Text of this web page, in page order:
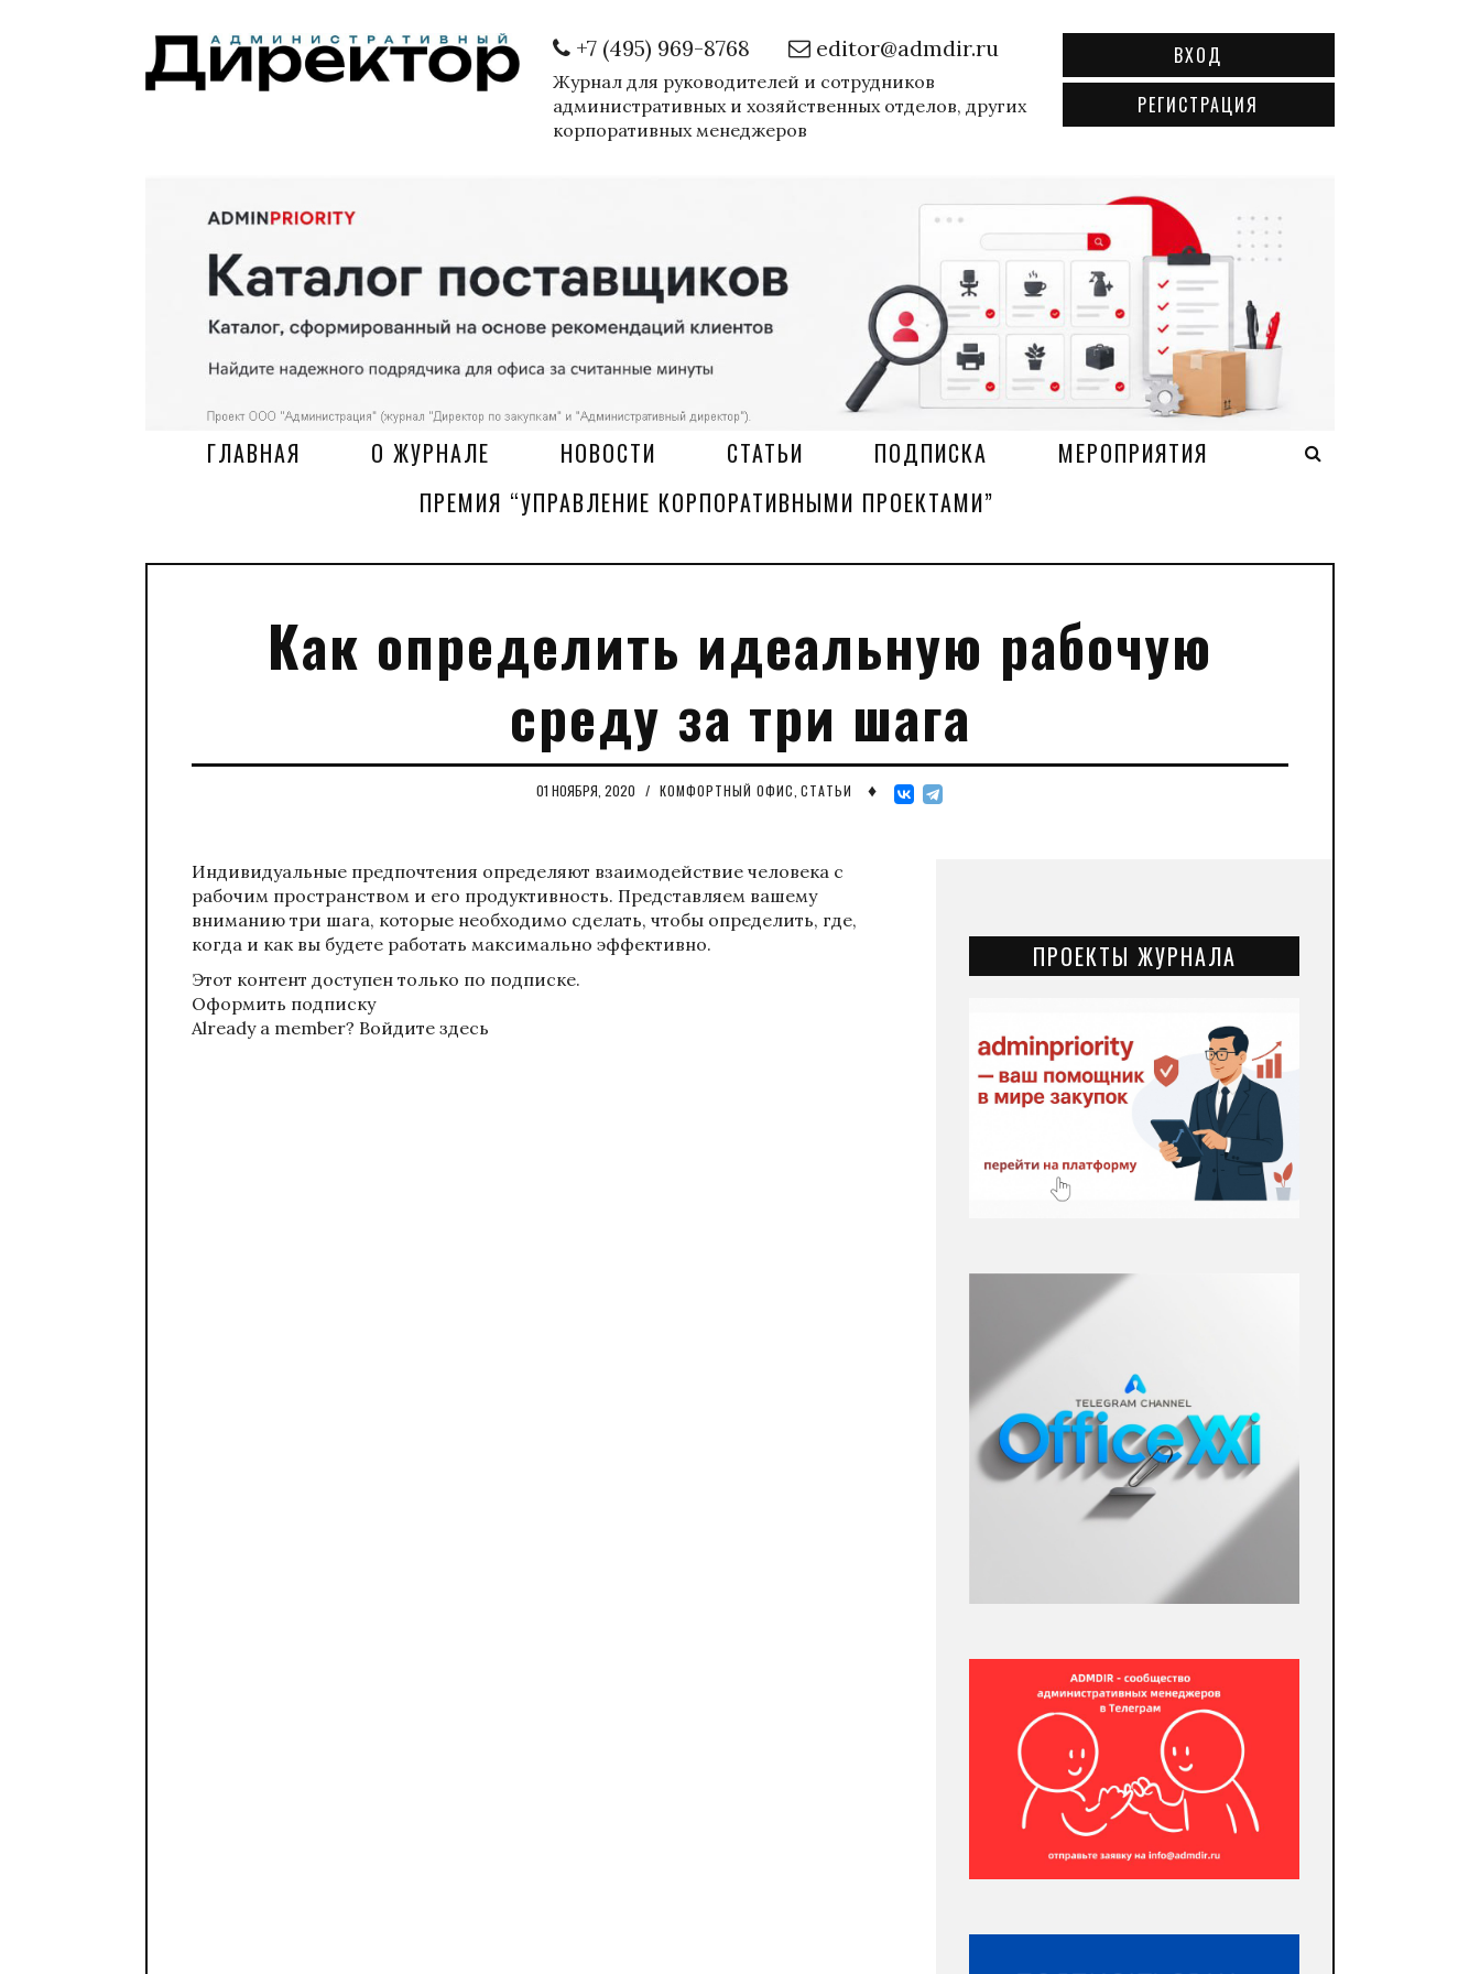
+7 (495) 969-8768 editor@admdir.ru
Журнал для руководителей и сотрудников
административных и хозяйственных отделов, других
корпоративных менеджеров
ВХОД
РЕГИСТРАЦИЯ
ГЛАВНАЯ О ЖУРНАЛЕ НОВОСТИ СТАТЬИ ПОДПИСКА
МЕРОПРИЯТИЯ
ПРЕМИЯ “УПРАВЛЕНИЕ КОРПОРАТИВНЫМИ ПРОЕКТАМИ”
Как определить идеальную рабочую
среду за три шага
01 НОЯБРЯ, 2020 / КОМФОРТНЫЙ ОФИС СТАТЬИ ♦
Индивидуальные предпочтения определяют взаимодействие человека с
рабочим пространством и его продуктивность. Представляем вашему
вниманию три шага, которые необходимо сделать, чтобы определить, где,
когда и как вы будете работать максимально эффективно.
Этот контент доступен только по подписке.
Оформить подписку
Already a member? Войдите здесь
ПРОЕКТЫ ЖУРНАЛА